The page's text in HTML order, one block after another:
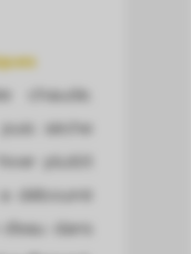
chaude,
sèche
débourré
dans